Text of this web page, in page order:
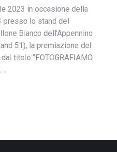
2023 in occasione della
presso lo stand del
Bianco dell’Appennino
51), la premiazione del
titolo “FOTOGRAFIAMO